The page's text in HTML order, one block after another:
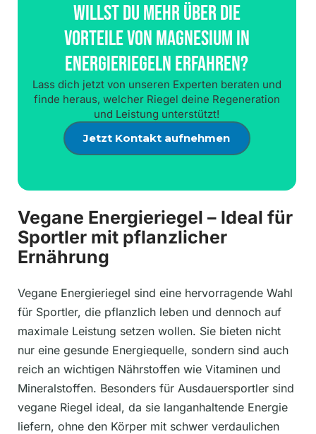
Willst Du Mehr Über Die
Vorteile Von Magnesium In
Energieriegeln Erfahren?
Lass dich jetzt von unseren Experten beraten und
finde heraus, welcher Riegel deine Regeneration
und Leistung unterstützt!
Jetzt Kontakt aufnehmen
Vegane Energieriegel – Ideal für
Sportler mit pflanzlicher
Ernährung
Vegane Energieriegel sind eine hervorragende Wahl
für Sportler, die pflanzlich leben und dennoch auf
maximale Leistung setzen wollen. Sie bieten nicht
nur eine gesunde Energiequelle, sondern sind auch
reich an wichtigen Nährstoffen wie Vitaminen und
Mineralstoffen. Besonders für Ausdauersportler sind
vegane Riegel ideal, da sie langanhaltende Energie
liefern, ohne den Körper mit schwer verdaulichen